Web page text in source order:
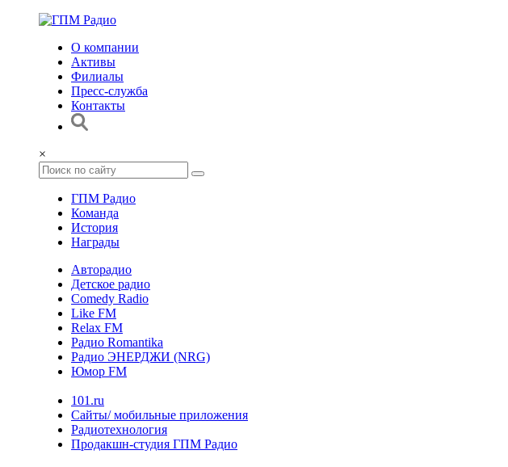
О компании
Активы
Филиалы
Пресс-служба
Контакты
×
ГПМ Радио
Команда
История
Награды
Авторадио
Детское радио
Comedy Radio
Like FM
Relax FM
Радио Romantika
Радио ЭНЕРДЖИ (NRG)
Юмор FM
101.ru
Сайты/ мобильные приложения
Радиотехнология
Продакшн-студия ГПМ Радио